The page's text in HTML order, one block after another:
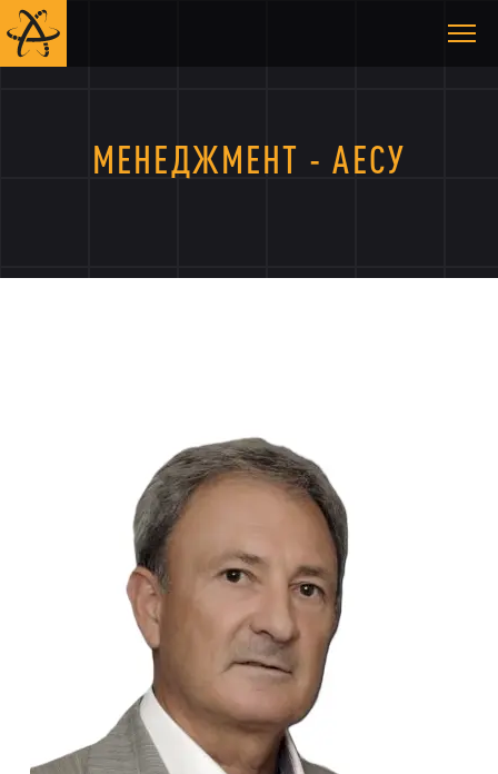
МЕНЕДЖМЕНТ - АЕСУ